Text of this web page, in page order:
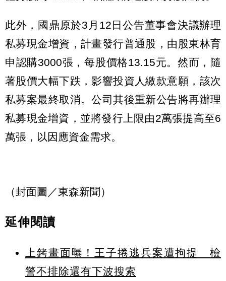
此外，國鼎原於3月12日公告董事會決議辦理
私募現金增資，計畫發行普通股，由股東林育
申認購3000張，每股價格13.15元。然而，隨
著股價大幅下跌，影響投資人繳款意願，該次
私募案最終取消。公司其後重新公告將再辦理
私募現金增資，並將發行上限由2萬張提高至6
萬張，以因應資金需求。
（封面圖／東森新聞）
延伸閱讀
上銬畫面曝！王子捲逃兵案遭拘提 檢
警不排除還有下波搜索